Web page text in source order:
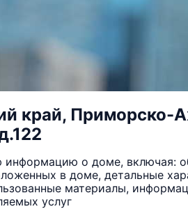
край, Приморско-
о доме, включая:
в доме, детальные
материалы,
услуг